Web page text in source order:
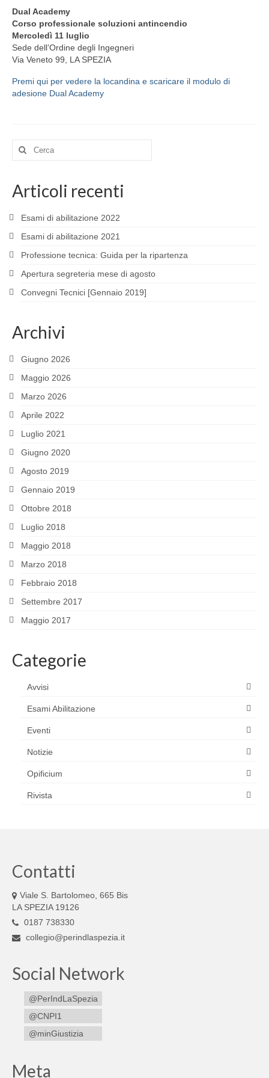
Servizi agli iscritti
EPPI (Previdenza P. I.)
Offerta Formativa
Fondazione Opificium
CNPI
Regulated professions in the EU
Dual Academy
Corso professionale soluzioni antincendio
Mercoledì 11 luglio
Sede dell’Ordine degli Ingegneri
Via Veneto 99, LA SPEZIA
Premi qui per vedere la locandina e scaricare il modulo di
adesione Dual Academy
Cerca:
Articoli recenti
Esami di abilitazione 2022
Esami di abilitazione 2021
Professione tecnica: Guida per la ripartenza
Apertura segreteria mese di agosto
Convegni Tecnici [Gennaio 2019]
Archivi
Giugno 2026
Maggio 2026
Marzo 2026
Aprile 2022
Luglio 2021
Giugno 2020
Agosto 2019
Gennaio 2019
Ottobre 2018
Luglio 2018
Maggio 2018
Marzo 2018
Febbraio 2018
Settembre 2017
Maggio 2017
Categorie
Avvisi
Esami Abilitazione
Eventi
Notizie
Opificium
Rivista
Contatti
Viale S. Bartolomeo, 665 Bis
LA SPEZIA 19126
0187 738330
collegio@perindlaspezia.it
Social Network
@PerIndLaSpezia
@CNPI1
@minGiustizia
Meta